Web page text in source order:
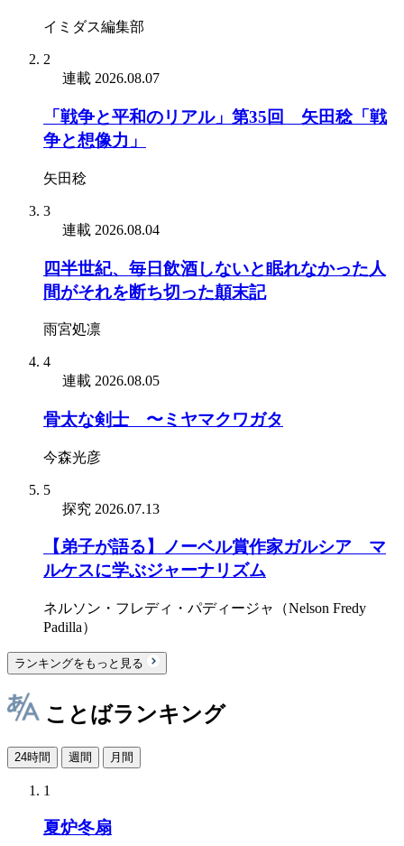
イミダス編集部
2
連載 2026.08.07
「戦争と平和のリアル」第35回 矢田稔「戦
争と想像力」
矢田稔
3
連載 2026.08.04
四半世紀、毎日飲酒しないと眠れなかった人
間がそれを断ち切った顛末記
雨宮処凛
4
連載 2026.08.05
骨太な剣士 〜ミヤマクワガタ
今森光彦
5
探究 2026.07.13
【弟子が語る】ノーベル賞作家ガルシア゠マ
ルケスに学ぶジャーナリズム
ネルソン・フレディ・パディージャ（Nelson Fredy
Padilla）
ランキングをもっと見る
ことばランキング
24時間 週間 月間
1
夏炉冬扇